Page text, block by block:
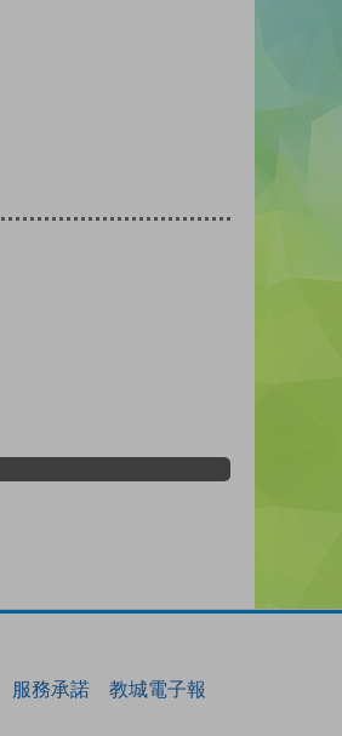
服務承諾 教城電子報